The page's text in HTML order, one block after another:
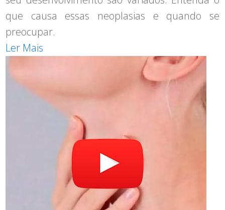
que causa essas neoplasias e quando se
preocupar.
Ler Mais